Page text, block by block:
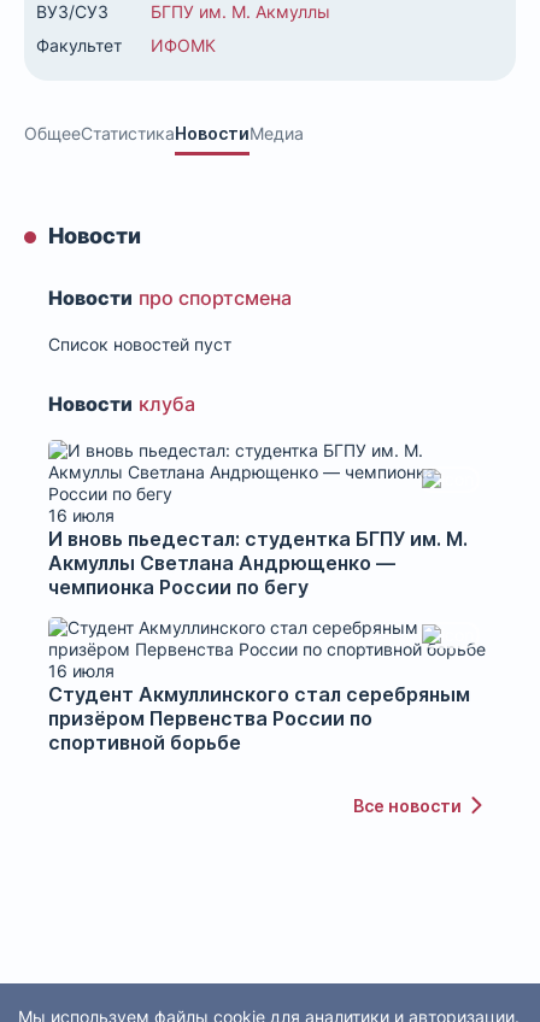
ВУЗ/СУЗ
БГПУ им. М. Акмуллы
Факультет
ИФОМК
ОбщееСтатистикаНовостиМедиа
Новости
Новости про спортсмена
Список новостей пуст
Новости клуба
16 июля
И вновь пьедестал: студентка БГПУ им. М.
Акмуллы Светлана Андрющенко —
чемпионка России по бегу
16 июля
Студент Акмуллинского стал серебряным
призёром Первенства России по
спортивной борьбе
Все новости
Мы используем файлы cookie для аналитики и авторизации.